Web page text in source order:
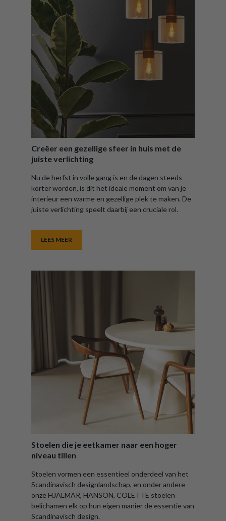
Creëer een gezellige sfeer in huis met de
juiste verlichting
Nu de herfst in volle gang is en de dagen steeds
korter worden, is dit het ideale moment om van je
interieur een warme en gezellige plek te maken. De
juiste verlichting speelt daarbij een cruciale rol.
LEES MEER
Stoelen die je eetkamer naar een hoger
niveau tillen
Stoelen vormen een essentieel onderdeel van het
Scandinavisch designlandschap, en onder andere
onze HJALMAR, HANSON, COLETTE stoelen
belichamen elk op hun eigen manier de essentie van
Scandinavisch design.